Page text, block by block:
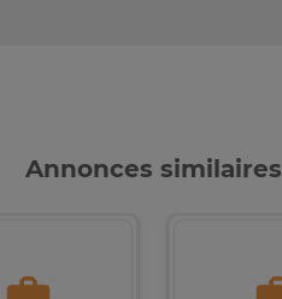
Annonces similaires